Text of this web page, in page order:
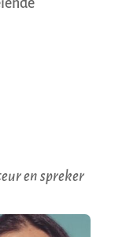
en spreker